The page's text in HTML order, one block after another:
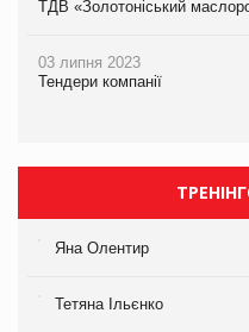
ТДВ «Золотоніський
03 липня 2023
Тендери компанії
Яна Олентир
Тетяна Ільєнко